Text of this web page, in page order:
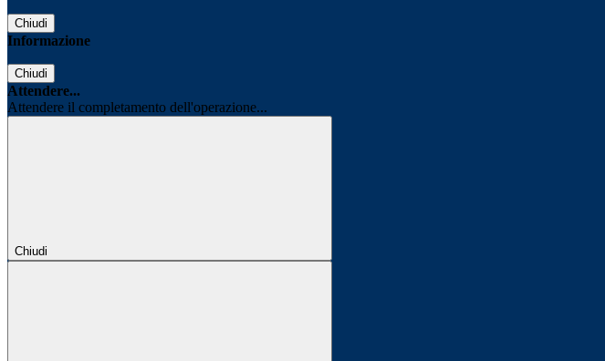
Chiudi
Informazione
Chiudi
Attendere...
Attendere il completamento dell'operazione...
Chiudi